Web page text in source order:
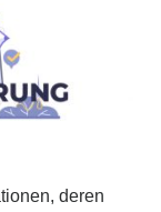
deren